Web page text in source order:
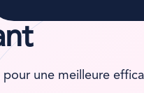
une meilleure